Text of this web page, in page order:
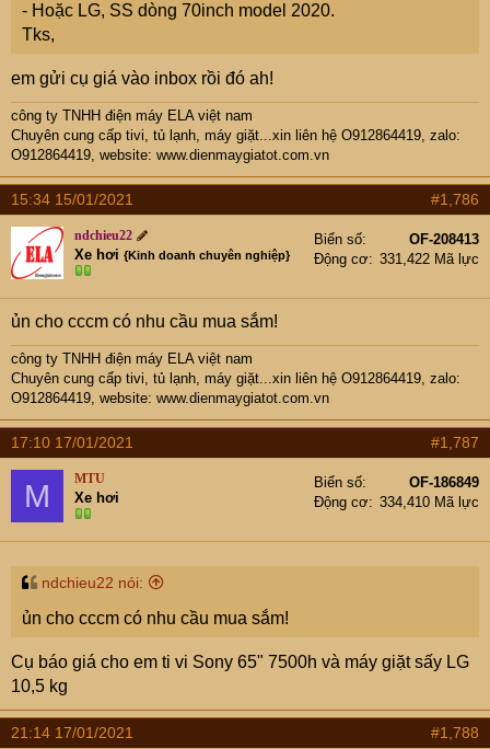
- Hoặc LG, SS dòng 70inch model 2020.
Tks,
em gửi cụ giá vào inbox rồi đó ah!
công ty TNHH điện máy ELA việt nam
Chuyên cung cấp tivi, tủ lạnh, máy giặt...xin liên hệ O912864419, zalo:
O912864419, website: www.dienmaygiatot.com.vn
15:34 15/01/2021 #1,786
ndchieu22
Xe hơi {Kinh doanh chuyên nghiệp}
Biển số
OF-208413
Động cơ
331,422 Mã lực
ủn cho cccm có nhu cầu mua sắm!
công ty TNHH điện máy ELA việt nam
Chuyên cung cấp tivi, tủ lạnh, máy giặt...xin liên hệ O912864419, zalo:
O912864419, website: www.dienmaygiatot.com.vn
17:10 17/01/2021 #1,787
M MTU
Xe hơi
Biển số
OF-186849
Động cơ
334,410 Mã lực
ndchieu22 nói:
ủn cho cccm có nhu cầu mua sắm!
Cụ báo giá cho em ti vi Sony 65" 7500h và máy giặt sấy LG
10,5 kg
21:14 17/01/2021 #1,788